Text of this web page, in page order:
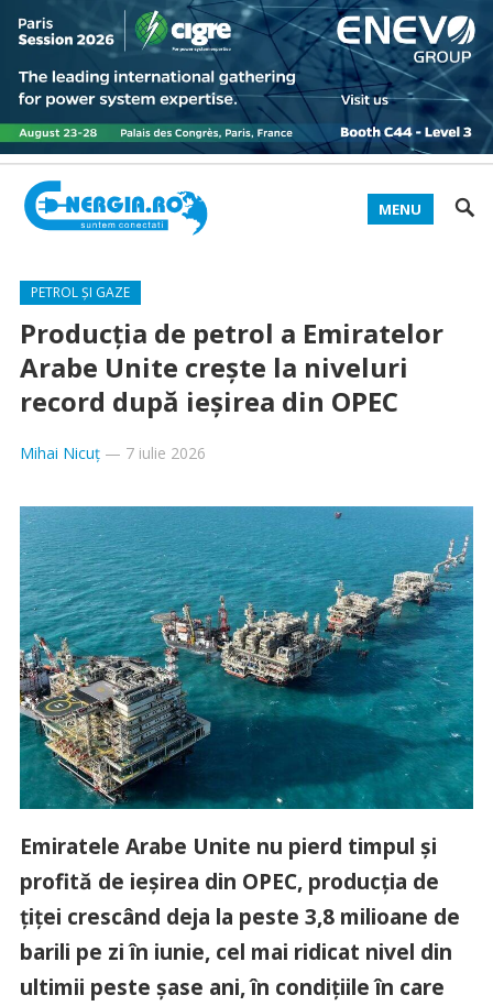
MENU
PETROL ȘI GAZE
Producția de petrol a Emiratelor
Arabe Unite crește la niveluri
record după ieșirea din OPEC
Mihai Nicuț— 7 iulie 2026
Emiratele Arabe Unite nu pierd timpul și
profită de ieșirea din OPEC, producția de
țiței crescând deja la peste 3,8 milioane de
barili pe zi în iunie, cel mai ridicat nivel din
ultimii peste șase ani, în condițiile în care